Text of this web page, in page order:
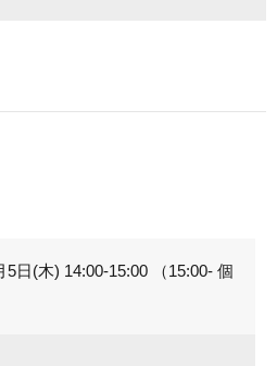
5日(木) 14:00-15:00 （15:00- 個